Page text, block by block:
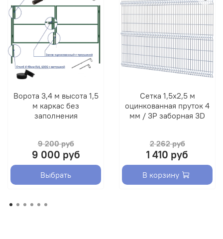
Ворота 3,4 м высота 1,5
м каркас без
заполнения
9 200 руб
9 000 руб
Выбрать
Сетка 1,5х2,5 м
оцинкованная пруток 4
мм / 3Р заборная 3D
2 262 руб
1 410 руб
В корзину